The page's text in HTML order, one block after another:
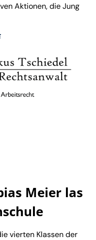
Aktionen, die Jung
Meier las
vierten Klassen der